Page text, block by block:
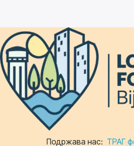
Подржава нас: ТРАГ